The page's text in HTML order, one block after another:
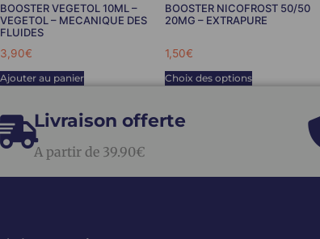
BOOSTER VEGETOL 10ML –
VEGETOL – MECANIQUE DES
FLUIDES
3,90€
Ajouter au panier
BOOSTER NICOFROST 50/50
20MG – EXTRAPURE
1,50€
Choix des options
Livraison offerte
A partir de 39.90€